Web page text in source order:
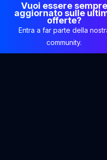
Vuoi essere sempre
aggiornato sulle
offerte?
Entra a far parte della
community.